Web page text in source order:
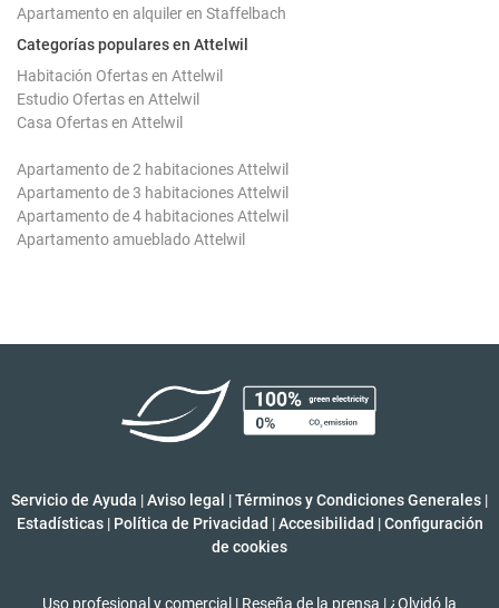
Apartamento en alquiler en Staffelbach
Categorías populares en Attelwil
Habitación Ofertas en Attelwil
Estudio Ofertas en Attelwil
Casa Ofertas en Attelwil
Apartamento de 2 habitaciones Attelwil
Apartamento de 3 habitaciones Attelwil
Apartamento de 4 habitaciones Attelwil
Apartamento amueblado Attelwil
Servicio de Ayuda |Aviso legal |Términos y Condiciones Generales |
Estadísticas | Política de Privacidad | Accesibilidad | Configuración
de cookies
Uso profesional y comercial | Reseña de la prensa | ¿Olvidó la